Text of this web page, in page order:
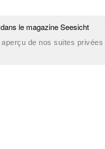
de nos suites privées